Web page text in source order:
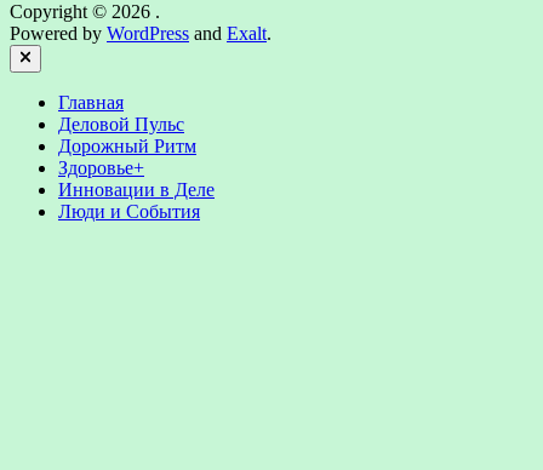
Copyright © 2026 .
Powered by WordPress and Exalt.
Close
Главная
Деловой Пульс
Дорожный Ритм
Здоровье+
Инновации в Деле
Люди и События